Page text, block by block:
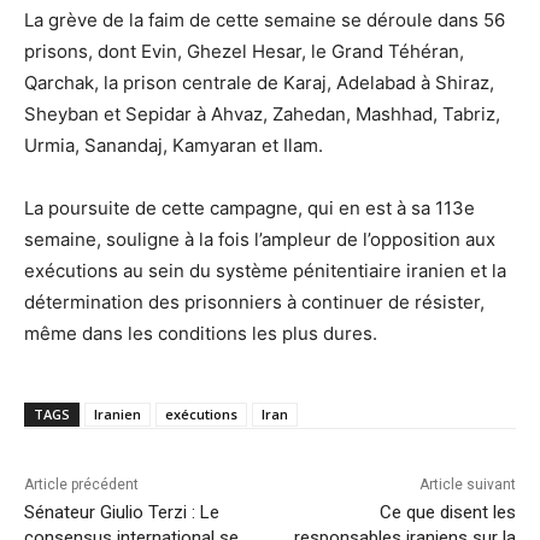
La grève de la faim de cette semaine se déroule dans 56
prisons, dont Evin, Ghezel Hesar, le Grand Téhéran,
Qarchak, la prison centrale de Karaj, Adelabad à Shiraz,
Sheyban et Sepidar à Ahvaz, Zahedan, Mashhad, Tabriz,
Urmia, Sanandaj, Kamyaran et Ilam.
La poursuite de cette campagne, qui en est à sa 113e
semaine, souligne à la fois l’ampleur de l’opposition aux
exécutions au sein du système pénitentiaire iranien et la
détermination des prisonniers à continuer de résister,
même dans les conditions les plus dures.
TAGS Iranien exécutions Iran
Article précédent
Sénateur Giulio Terzi : Le
Article suivant
Ce que disent les